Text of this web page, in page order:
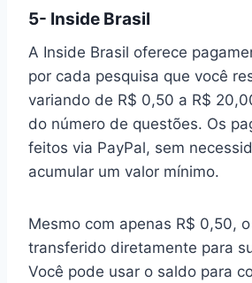
5- Inside Brasil
A Inside Brasil oferece
por cada pesquisa que você
variando de R$ 0,50 a R$
do número de questões. Os
feitos via PayPal, sem
acumular um valor mínimo.
Mesmo com apenas R$ 0,50,
transferido diretamente para
Você pode usar o saldo para